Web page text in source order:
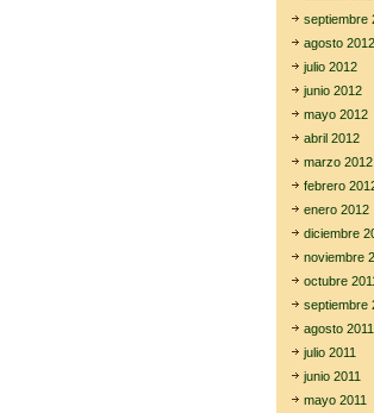
septiembre
agosto 2012
julio 2012
junio 2012
mayo 2012
abril 2012
marzo 2012
febrero
enero 2012
diciembre
noviembre
octubre
septiembre
agosto 2011
julio 2011
junio 2011
mayo 2011